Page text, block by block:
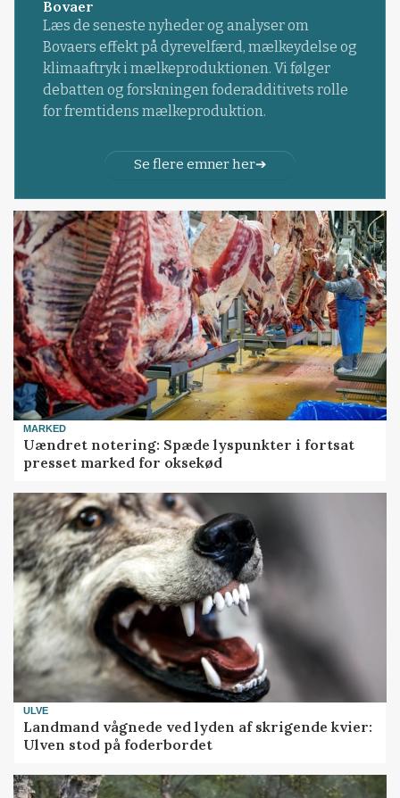
Bovaer
Læs de seneste nyheder og analyser om
Bovaers effekt på dyrevelfærd, mælkeydelse og
klimaaftryk i mælkeproduktionen. Vi følger
debatten og forskningen foderadditivets rolle
for fremtidens mælkeproduktion.
Se flere emner her
MARKED
Uændret notering: Spæde lyspunkter i fortsat
presset marked for oksekød
ULVE
Landmand vågnede ved lyden af skrigende kvier:
Ulven stod på foderbordet